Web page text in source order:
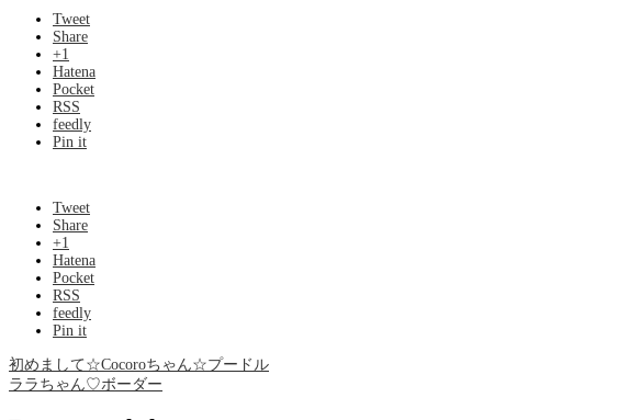
Tweet
Share
+1
Hatena
Pocket
RSS
feedly
Pin it
Tweet
Share
+1
Hatena
Pocket
RSS
feedly
Pin it
初めまして☆Cocoroちゃん☆プードル
ララちゃん♡ボーダー